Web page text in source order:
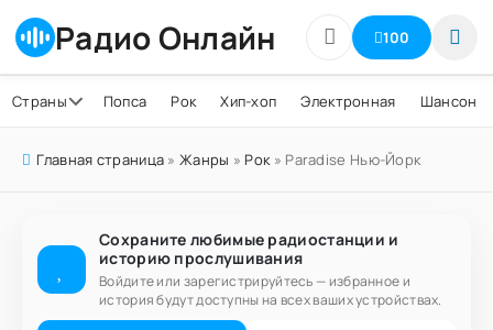
Радио Онлайн 100
Страны Попса Рок Хип-хоп Электронная Шансон
Главная страница »Жанры » Рок» Paradise Нью-Йорк
Сохраните любимые радиостанции и
историю прослушивания
Войдите или зарегистрируйтесь — избранное и
история будут доступны на всех ваших устройствах.